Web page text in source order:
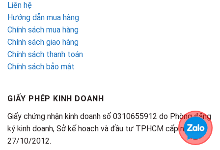
Liên hệ
Hướng dẫn mua hàng
Chính sách mua hàng
Chính sách giao hàng
Chính sách thanh toán
Chính sách bảo mật
GIẤY PHÉP KINH DOANH
Giấy chứng nhận kinh doanh số 0310655912 do Phòng đăng
ký kinh doanh, Sở kế hoạch và đầu tư TPHCM cấp ngày
27/10/2012.